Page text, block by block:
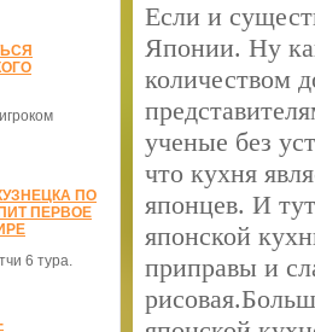
ПО
ПЕРВОЕ
6 тура.
Если и
Японии. Ну
количеством
ученые без
что кухня
японцев. И
японской
приправы и